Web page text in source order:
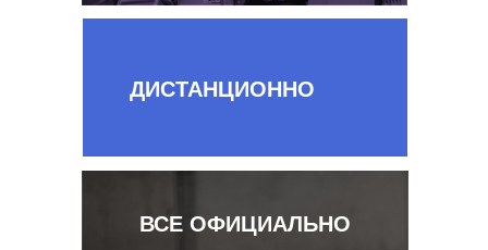
ДИСТАНЦИОННО
ВСЕ ОФИЦИАЛЬНО